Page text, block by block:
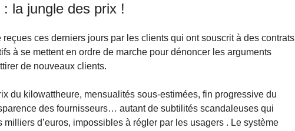
: la jungle des prix !
reçues ces derniers jours par les clients qui ont souscrit à des contrats
à se mettent en ordre de marche pour dénoncer les arguments
de nouveaux clients.
du kilowattheure, mensualités sous-estimées, fin progressive du
des fournisseurs… autant de subtilités scandaleuses qui
d’euros, impossibles à régler par les usagers . Le système